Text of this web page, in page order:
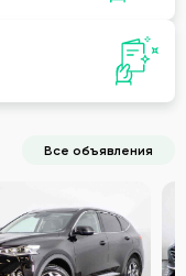
Все объявления